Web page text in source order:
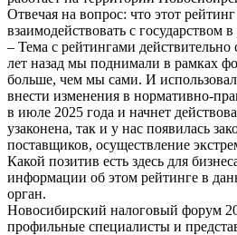
Отвечая на вопрос: что этот
взаимодействовать с государством
– Тема с рейтингами
лет назад мы поднимали в рамках
больше, чем мы сами. И
внести изменения в нормативно-
в июле 2025 года и начнет
узаконена, так и у нас появилась
поставщиков, осуществление
Какой позитив есть здесь для
информации об этом рейтинге в
орган.
Новосибирский налоговый форум
профильные специалисты и